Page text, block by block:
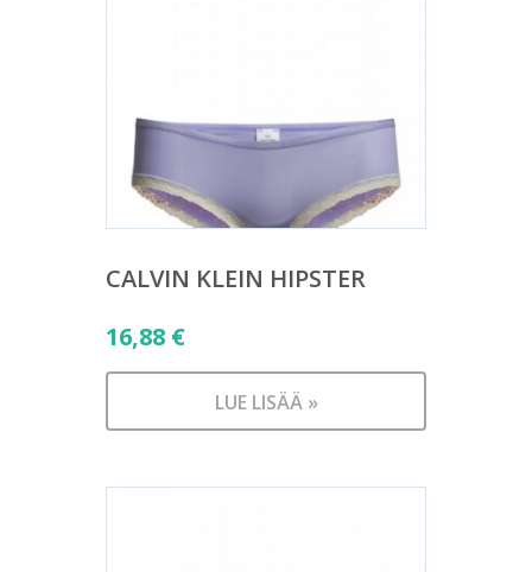
CALVIN KLEIN HIPSTER
16,88 €
LUE LISÄÄ »